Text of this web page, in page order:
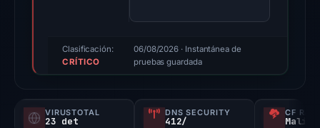
100/100
(a
score,
Clasificación:
CRÍTICO
06/08/2026 · Instantánea de
pruebas guardada
VIRUSTOTAL
23 det
DNS SECURITY
412/
CF